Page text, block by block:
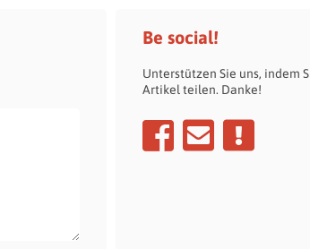
Be social!
Unterstützen Sie uns, indem
Artikel teilen. Danke!